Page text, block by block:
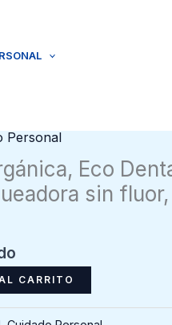
Personal
Eco
sin
CARRITO